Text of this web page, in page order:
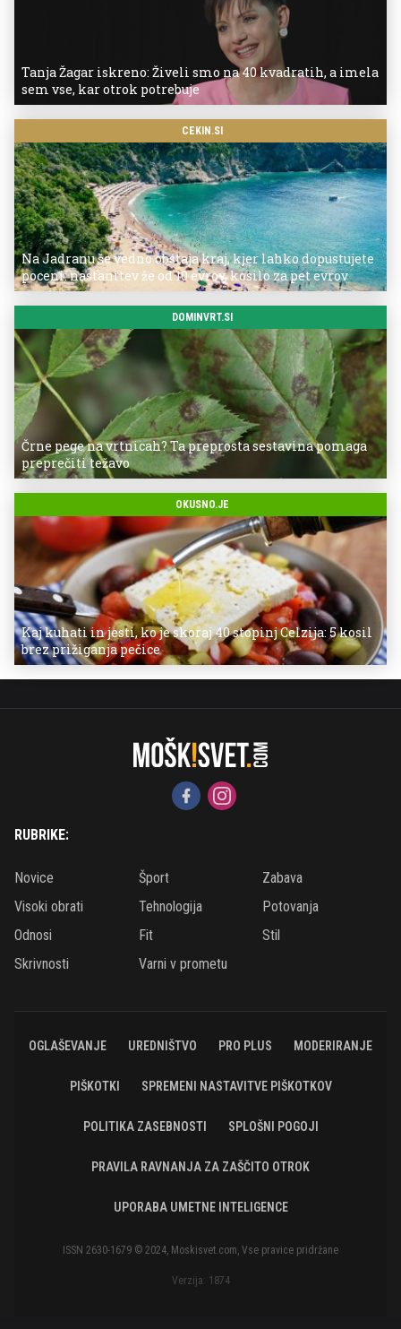
Tanja Žagar iskreno: Živeli smo na 40 kvadratih, a imela
sem vse, kar otrok potrebuje
CEKIN.SI
Na Jadranu še vedno obstaja kraj, kjer lahko dopustujete
poceni: nastanitev že od 10 evrov, kosilo za pet evrov
DOMINVRT.SI
Črne pege na vrtnicah? Ta preprosta sestavina pomaga
preprečiti težavo
OKUSNO.JE
Kaj kuhati in jesti, ko je skoraj 40 stopinj Celzija: 5 kosil
brez prižiganja pečice
RUBRIKE:
Novice Šport
Zabava
Visoki obrati
Tehnologija
Potovanja
Odnosi
Fit
Stil
Skrivnosti
Varni v prometu
OGLAŠEVANJE UREDNIŠTVO PRO PLUS MODERIRANJE
PIŠKOTKI SPREMENI NASTAVITVE PIŠKOTKOV
POLITIKA ZASEBNOSTI SPLOŠNI POGOJI
PRAVILA RAVNANJA ZA ZAŠČITO OTROK
UPORABA UMETNE INTELIGENCE
ISSN 2630-1679 © 2024, Moskisvet.com, Vse pravice pridržane
Verzija: 1874